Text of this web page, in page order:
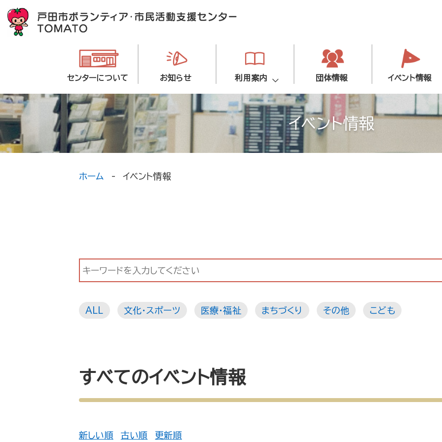
センターについて お知らせ 利用案内 団体情報 イベント情報
イベント情報
ホーム イベント情報
ALL 文化・スポーツ 医療・福祉 まちづくり その他 こども
すべてのイベント情報
新しい順 古い順 更新順